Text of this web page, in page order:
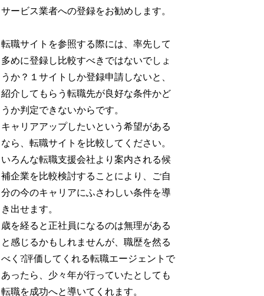
サービス業者への登録をお勧めします。
転職サイトを参照する際には、率先して
多めに登録し比較すべきではないでしょ
うか？１サイトしか登録申請しないと、
紹介してもらう転職先が良好な条件かど
うか判定できないからです。
キャリアアップしたいという希望がある
なら、転職サイトを比較してください。
いろんな転職支援会社より案内される候
補企業を比較検討することにより、ご自
分の今のキャリアにふさわしい条件を導
き出せます。
歳を経ると正社員になるのは無理がある
と感じるかもしれませんが、職歴を然る
べく?評価してくれる転職エージェントで
あったら、少々年が行っていたとしても
転職を成功へと導いてくれます。